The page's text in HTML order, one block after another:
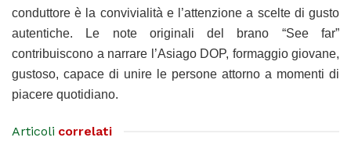
conduttore è la convivialità e l’attenzione a scelte di gusto
autentiche. Le note originali del brano “See far”
contribuiscono a narrare l’Asiago DOP, formaggio giovane,
gustoso, capace di unire le persone attorno a momenti di
piacere quotidiano.
Articoli correlati